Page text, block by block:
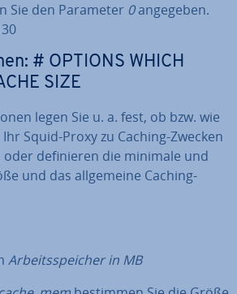
Sie den Parameter 0angegeben.
# OPTIONS WHICH
SIZE
legen Sie u. a. fest, ob bzw. wie
Squid-Proxy zu Caching-Zwecken
de­fi­nie­ren die minimale und
und das all­ge­mei­ne Caching-
Ar­beits­spei­cher in MB